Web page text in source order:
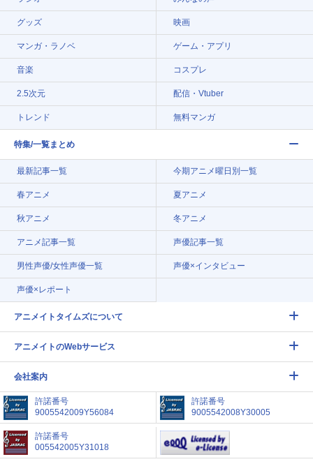
グッズ 映画
マンガ・ラノベ ゲーム・アプリ
音楽 コスプレ
2.5次元 配信・Vtuber
トレンド 無料マンガ
特集/一覧まとめ
最新記事一覧 今期アニメ曜日別一覧
春アニメ 夏アニメ
秋アニメ 冬アニメ
アニメ記事一覧 声優記事一覧
男性声優/女性声優一覧 声優×インタビュー
声優×レポート
アニメイトタイムズについて
アニメイトのWebサービス
会社案内
許諾番号
9005542009Y56084
許諾番号
9005542008Y30005
許諾番号
005542005Y31018